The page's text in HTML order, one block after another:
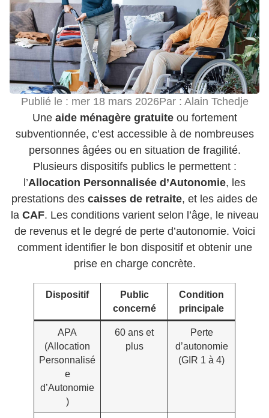
Publié le : mer 18 mars 2026Par : Alain Tchedje
Une aide ménagère gratuiteou fortement
subventionnée, c’est accessible à de nombreuses
personnes âgées ou en situation de fragilité.
Plusieurs dispositifs publics le permettent :
l’Allocation Personnalisée d’Autonomie, les
prestations des caisses de retraite, et les aides de
la CAF. Les conditions varient selon l’âge, le niveau
de revenus et le degré de perte d’autonomie. Voici
comment identifier le bon dispositif et obtenir une
prise en charge concrète.
Dispositif
Public
concerné
Condition
principale
APA
(Allocation
Personnalisé
e
d’Autonomie
)
60 ans et
plus
Perte
d’autonomie
(GIR 1 à 4)